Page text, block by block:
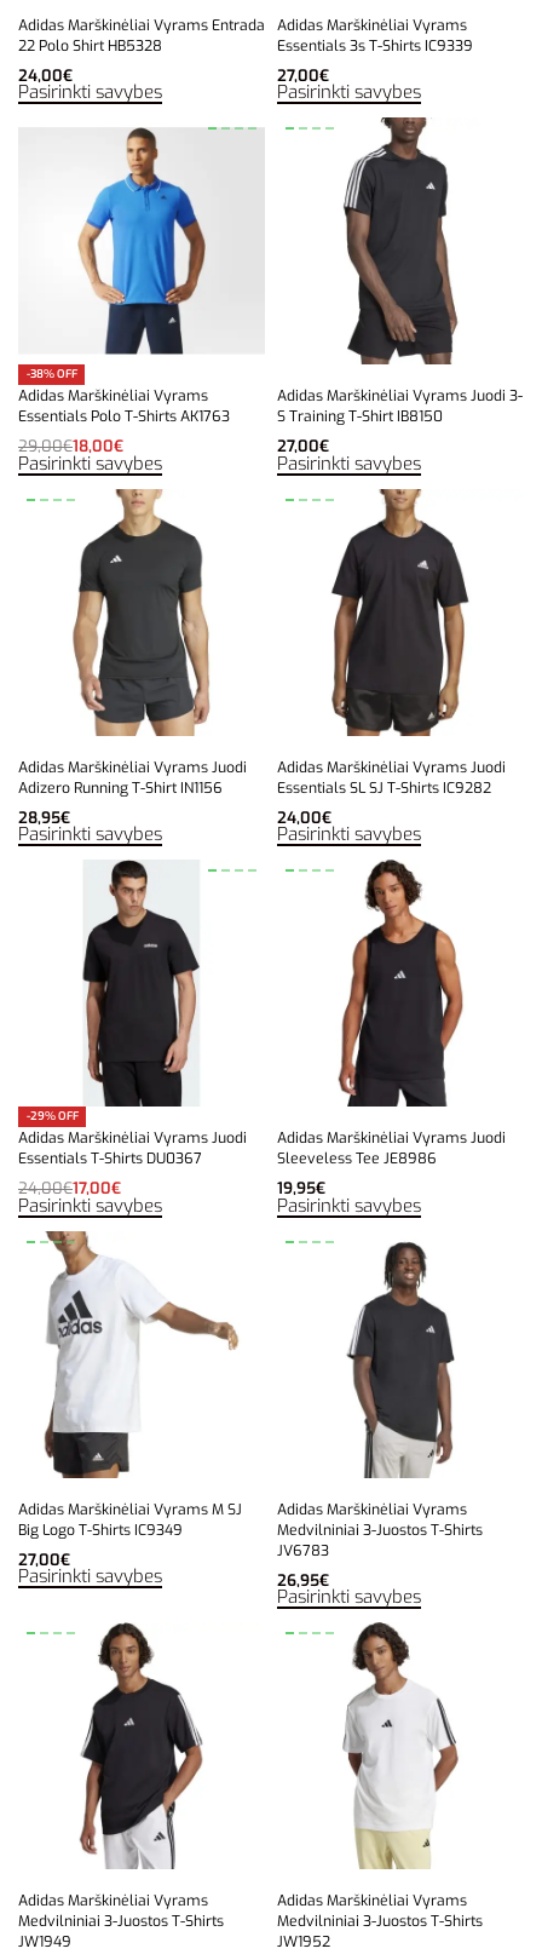
Adidas Marškinėliai Vyrams Entrada
22 Polo Shirt HB5328
24,00€
Pasirinkti savybes
Adidas Marškinėliai Vyrams
Essentials 3s T-Shirts IC9339
27,00€
Pasirinkti savybes
-38% OFF
Adidas Marškinėliai Vyrams
Essentials Polo T-Shirts AK1763
29,00€18,00€
Pasirinkti savybes
Adidas Marškinėliai Vyrams Juodi 3-
S Training T-Shirt IB8150
27,00€
Pasirinkti savybes
Adidas Marškinėliai Vyrams Juodi
Adizero Running T-Shirt IN1156
28,95€
Pasirinkti savybes
Adidas Marškinėliai Vyrams Juodi
Essentials SL SJ T-Shirts IC9282
24,00€
Pasirinkti savybes
-29% OFF
Adidas Marškinėliai Vyrams Juodi
Essentials T-Shirts DU0367
24,00€17,00€
Pasirinkti savybes
Adidas Marškinėliai Vyrams Juodi
Sleeveless Tee JE8986
19,95€
Pasirinkti savybes
Adidas Marškinėliai Vyrams M SJ
Big Logo T-Shirts IC9349
27,00€
Pasirinkti savybes
Adidas Marškinėliai Vyrams
Medvilniniai 3-Juostos T-Shirts
JV6783
26,95€
Pasirinkti savybes
Adidas Marškinėliai Vyrams
Medvilniniai 3-Juostos T-Shirts
JW1949
Adidas Marškinėliai Vyrams
Medvilniniai 3-Juostos T-Shirts
JW1952